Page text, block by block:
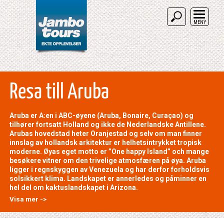
MENY
Resa till Aruba
Aruba er A:en i ABC-øyene (Aruba, Bonaire, Curaçao) og
tilhører fortsatt Holland og ikke de Nederlandske Antillene.
Arubas hovedstad heter Oranjestad og selv om man finner
innslag av hollandsk arkitektur er helhetsintrykket tropisk
moderne. Øyas eget motto er ”One happy Island” och mange
besøkere vitner om den trivelige atmosfæren på øya. Aruba
ligger i regnskyggen av Venezuela og har derfor forholdsvis
solsikkert klima. Landskapet er annerledes og påminner en
hel del om kaktuslandskapet i Arizona.
Visa mer ->